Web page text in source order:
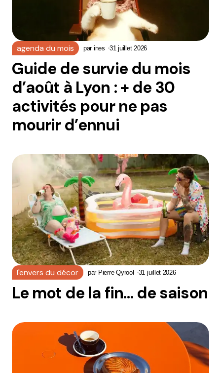
agenda du mois par ines 31 juillet 2026
Guide de survie du mois
d’août à Lyon : + de 30
activités pour ne pas
mourir d’ennui
l'envers du décor par Pierre Qyrool 31 juillet 2026
Le mot de la fin… de saison